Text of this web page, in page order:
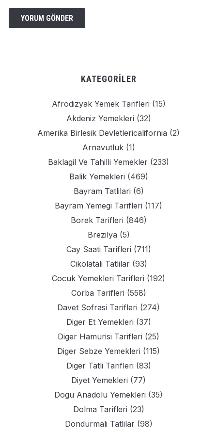
KATEGORILER
Afrodizyak Yemek Tarifleri (15)
Akdeniz Yemekleri (32)
Amerika Birlesik Devletlericalifornia (2)
Arnavutluk(1)
Baklagil Ve Tahilli Yemekler (233)
Balik Yemekleri (469)
Bayram Tatlilari (6)
Bayram Yemegi Tarifleri (117)
Borek Tarifleri (846)
Brezilya (5)
Cay Saati Tarifleri (711)
Cikolatali Tatlilar(93)
Cocuk Yemekleri Tarifleri (192)
Corba Tarifleri (558)
Davet Sofrasi Tarifleri (274)
Diger Et Yemekleri (37)
Diger Hamurisi Tarifleri (25)
Diger Sebze Yemekleri (115)
Diger Tatli Tarifleri (83)
Diyet Yemekleri (77)
Dogu Anadolu Yemekleri (35)
Dolma Tarifleri (23)
Dondurmali Tatlilar(98)